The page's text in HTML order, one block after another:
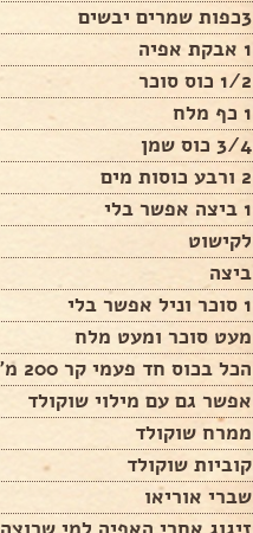
3כפות שמרים יבשים
1 אבקת אפיה
1/2 כוס סוכר
1 כף מלח
3/4 כוס שמן
2 ורבע כוסות מים
1 ביצה אפשר בלי
לקישוט
ביצה
1 סוכר וניל אפשר בלי
מעט סוכר ומעט מלח
הכל בכוס חד פעמי קר 200 מ"ל
אפשר גם עם מילוי שוקולד
ממרח שוקולד
קוביות שוקולד
שברי אוריאו